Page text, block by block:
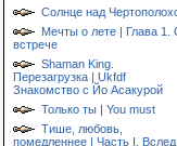
Солнце над
Мечты о лете | Глава 1.
встрече
Shaman King.
Перезагрузка | Ukfdf
Знакомство с Йо Асакурой
Только ты | You must
Тише, любовь,
помедленнее | Часть I. Вслед